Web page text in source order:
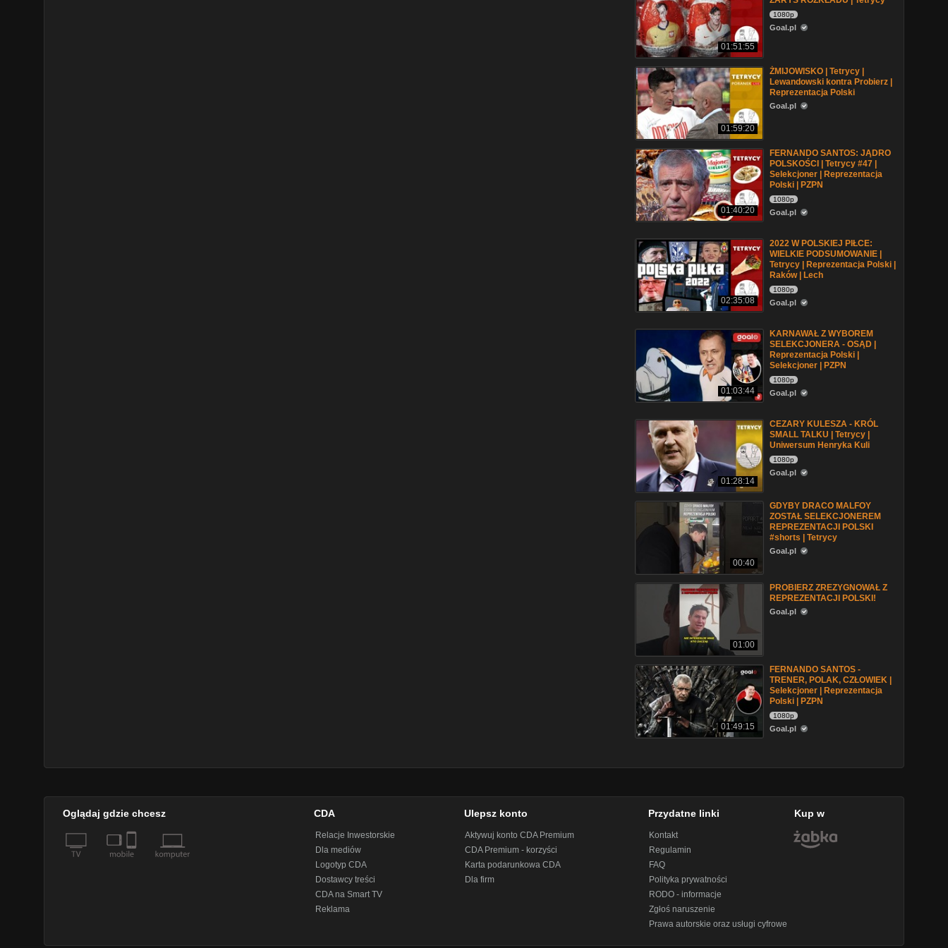
01:51:55
1080p
Goal.pl
01:59:20
ŻMIJOWISKO | Tetrycy |
Lewandowski kontra Probierz |
Reprezentacja Polski
Goal.pl
01:40:20
FERNANDO SANTOS: JĄDRO
POLSKOŚCI | Tetrycy #47 |
Selekcjoner | Reprezentacja
Polski | PZPN
1080p
Goal.pl
02:35:08
2022 W POLSKIEJ PIŁCE:
WIELKIE PODSUMOWANIE |
Tetrycy | Reprezentacja Polski |
Raków | Lech
1080p
Goal.pl
01:03:44
KARNAWAŁ Z WYBOREM
SELEKCJONERA - OSĄD |
Reprezentacja Polski |
Selekcjoner | PZPN
1080p
Goal.pl
01:28:14
CEZARY KULESZA - KRÓL
SMALL TALKU | Tetrycy |
Uniwersum Henryka Kuli
1080p
Goal.pl
00:40
GDYBY DRACO MALFOY
ZOSTAŁ SELEKCJONEREM
REPREZENTACJI POLSKI
#shorts | Tetrycy
Goal.pl
01:00
PROBIERZ ZREZYGNOWAŁ Z
REPREZENTACJI POLSKI!
Goal.pl
01:49:15
FERNANDO SANTOS -
TRENER, POLAK, CZŁOWIEK |
Selekcjoner | Reprezentacja
Polski | PZPN
1080p
Goal.pl
Oglądaj gdzie chcesz CDA
Relacje Inwestorskie
Dla mediów
Logotyp CDA
Dostawcy treści
CDA na Smart TV
Reklama
Ulepsz konto
Aktywuj konto CDA Premium
CDA Premium - korzyści
Karta podarunkowa CDA
Dla firm
Przydatne linki
Kontakt
Regulamin
FAQ
Polityka prywatności
RODO - informacje
Zgłoś naruszenie
Prawa autorskie oraz usługi cyfrowe
Kup w